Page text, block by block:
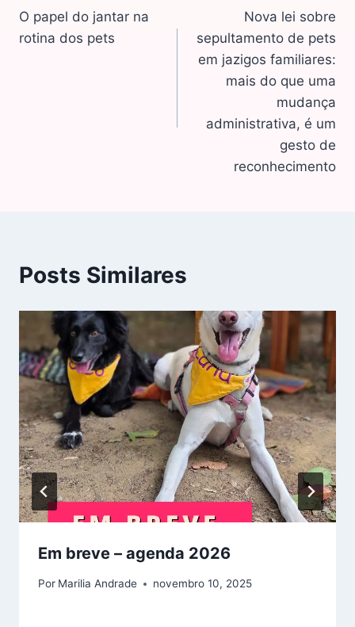
O papel do jantar na
rotina dos pets
Nova lei sobre
sepultamento de pets
em jazigos familiares:
mais do que uma
mudança
administrativa, é um
gesto de
reconhecimento
Posts Similares
Em breve – agenda 2026
Por Marilia Andrade novembro 10, 2025